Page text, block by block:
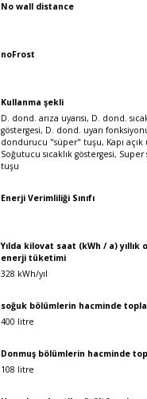
No wall distance
noFrost
Kullanma şekli
D. dond. arıza uyarısı, D. dond.
göstergesi, D. dond. uyarı
dondurucu "süper" tuşu, Kapı açık
Soğutucu sıcaklık göstergesi,
tuşu
Enerji Verimliliği Sınıfı
Yılda kilovat saat (kWh / a) yıllık
enerji tüketimi
328 kWh/yıl
soğuk bölümlerin hacminde
400 litre
Donmuş bölümlerin hacminde
108 litre